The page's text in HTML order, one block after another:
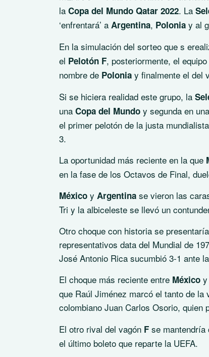
la Copa del Mundo Qatar 2022. La
‘enfrentará’ a Argentina, Polonia y al
En la simulación del sorteo que s
el Pelotón F, posteriormente, el
nombre de Polonia y finalmente el del
Si se hiciera realidad este grupo, la
una Copa del Mundo y segunda en
el primer pelotón de la justa
3.
La oportunidad más reciente en la que
en la fase de los Octavos de Final,
México y Argentina se vieron las
Tri y la albiceleste se llevó un
Otro choque con historia se
representativos data del Mundial de
José Antonio Rica sucumbió 3-1 ante
El choque más reciente entre México y
que Raúl Jiménez marcó el tanto de
colombiano Juan Carlos Osorio, quien
El otro rival del vagón F se mantendría
el último boleto que reparte la UEFA.